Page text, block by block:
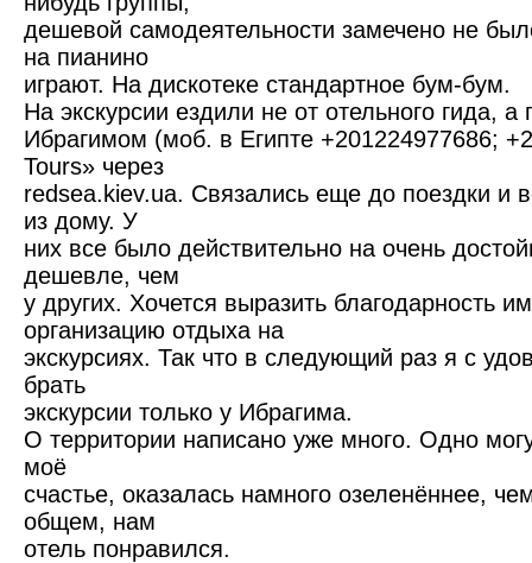
дешевой самодеятельности замечено не
на пианино
играют. На дискотеке стандартное бум-бум.
На экскурсии ездили не от отельного гида,
Ибрагимом (моб. в Египте +201224977686;
Tours» через
redsea.kiev.ua. Связались еще до поездки и
из дому. У
них все было действительно на очень
дешевле, чем
у других. Хочется выразить благодарность
организацию отдыха на
экскурсиях. Так что в следующий раз я с
брать
экскурсии только у Ибрагима.
О территории написано уже много. Одно
моё
счастье, оказалась намного озеленённее,
общем, нам
отель понравился.